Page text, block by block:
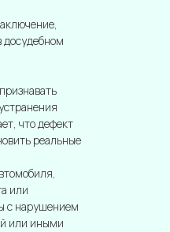
досудебном
что дефект
реальные
или
с нарушением
или иными